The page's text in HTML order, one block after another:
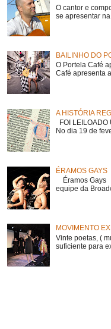
O cantor e
se apresentar na
BAILINHO DO
O Portela Café
Café apresenta
A HISTÓRIA
FOI
No dia 19 de
ÉRAMOS GAYS
Éramos Gays
equipe da
MOVIMENTO
Vinte poetas, (
suficiente para